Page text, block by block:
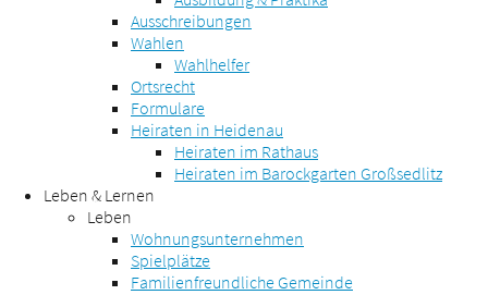
Ausschreibungen
Wahlen
Wahlhelfer
Ortsrecht
Formulare
Heiraten in Heidenau
Heiraten im Rathaus
Heiraten im Barockgarten Großsedlitz
Leben & Lernen
Leben
Wohnungsunternehmen
Spielplätze
Familienfreundliche Gemeinde